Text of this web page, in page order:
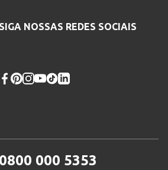
SIGA NOSSAS REDES SOCIAIS
0800 000 5353